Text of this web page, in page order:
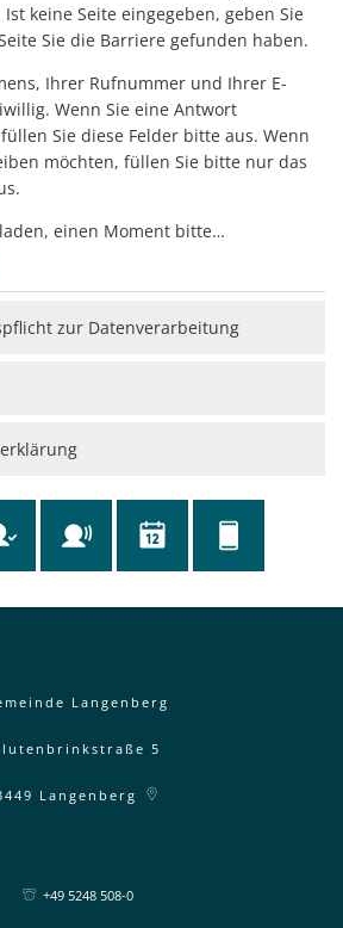
keine Seite eingegeben, geben Sie
Sie die Barriere gefunden haben.
Ihrer Rufnummer und Ihrer E-
Wenn Sie eine Antwort
Sie diese Felder bitte aus. Wenn
möchten, füllen Sie bitte nur das
einen Moment bitte…
zur Datenverarbeitung
Langenberg
5
Langenberg
+49 5248 508-0